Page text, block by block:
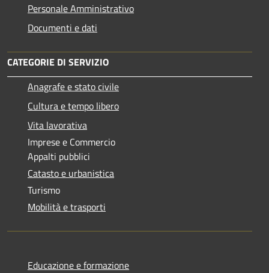
Personale Amministrativo
Documenti e dati
CATEGORIE DI SERVIZIO
Anagrafe e stato civile
Cultura e tempo libero
Vita lavorativa
Imprese e Commercio
Appalti pubblici
Catasto e urbanistica
Turismo
Mobilità e trasporti
Educazione e formazione